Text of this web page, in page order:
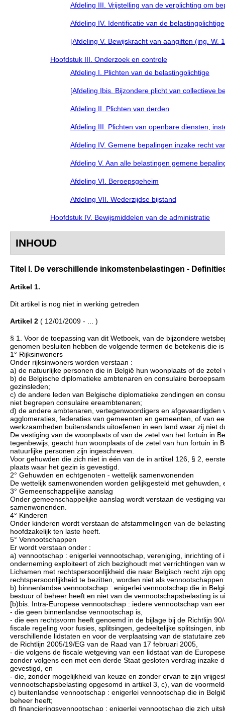
Afdeling III. Vrijstelling van de verplichting om
Afdeling IV. Identificatie van de belastingplichtige
[Afdeling V. Bewijskracht van aangiften (ing. W.
Hoofdstuk III. Onderzoek en controle
Afdeling I. Plichten van de belastingplichtige
[Afdeling Ibis. Bijzondere plicht van collectieve
Afdeling II. Plichten van derden
Afdeling III. Plichten van openbare diensten,
Afdeling IV. Gemene bepalingen inzake recht
Afdeling V. Aan alle belastingen gemene
Afdeling VI. Beroepsgeheim
Afdeling VII. Wederzijdse bijstand
Hoofdstuk IV. Bewijsmiddelen van de administratie
INHOUD
Titel I. De verschillende inkomstenbelastingen -
Artikel 1.
Dit artikel is nog niet in werking getreden
Artikel 2 ( 12/01/2009 - ... )
§ 1. Voor de toepassing van dit Wetboek, van de bijzondere
genomen besluiten hebben de volgende termen de betekenis die
1° Rijksinwoners
Onder rijksinwoners worden verstaan :
a) de natuurlijke personen die in België hun woonplaats of de
b) de Belgische diplomatieke ambtenaren en consulaire
gezinsleden;
c) de andere leden van Belgische diplomatieke zendingen en
niet begrepen consulaire ereambtenaren;
d) de andere ambtenaren, vertegenwoordigers en
agglomeraties, federaties van gemeenten en gemeenten, of van
werkzaamheden buitenslands uitoefenen in een land waar zij niet
De vestiging van de woonplaats of van de zetel van het fortuin in
tegenbewijs, geacht hun woonplaats of de zetel van hun fortuin in
natuurlijke personen zijn ingeschreven.
Voor gehuwden die zich niet in één van de in artikel 126, § 2,
plaats waar het gezin is gevestigd.
2° Gehuwden en echtgenoten - wettelijk samenwonenden
De wettelijk samenwonenden worden gelijkgesteld met
3° Gemeenschappelijke aanslag
Onder gemeenschappelijke aanslag wordt verstaan de vestiging
samenwonenden.
4° Kinderen
Onder kinderen wordt verstaan de afstammelingen van de
hoofdzakelijk ten laste heeft.
5° Vennootschappen
Er wordt verstaan onder :
a) vennootschap : enigerlei vennootschap, vereniging, inrichting
onderneming exploiteert of zich bezighoudt met verrichtingen van
Lichamen met rechtspersoonlijkheid die naar Belgisch recht zijn
rechtspersoonlijkheid te bezitten, worden niet als
b) binnenlandse vennootschap : enigerlei vennootschap die in
bestuur of beheer heeft en niet van de vennootschapsbelasting is
[b)bis. Intra-Europese vennootschap : iedere vennootschap van
- die geen binnenlandse vennootschap is,
- die een rechtsvorm heeft genoemd in de bijlage bij de Richtlijn
fiscale regeling voor fusies, splitsingen, gedeeltelijke splitsingen,
verschillende lidstaten en voor de verplaatsing van de statutaire
de Richtlijn 2005/19/EG van de Raad van 17 februari 2005,
- die volgens de fiscale wetgeving van een lidstaat van de
zonder volgens een met een derde Staat gesloten verdrag inzake
gevestigd, en
- die, zonder mogelijkheid van keuze en zonder ervan te zijn
vennootschapsbelasting opgesomd in artikel 3, c), van de
c) buitenlandse vennootschap : enigerlei vennootschap die in
beheer heeft;
d) financieringsvennootschap : enigerlei vennootschap die zich